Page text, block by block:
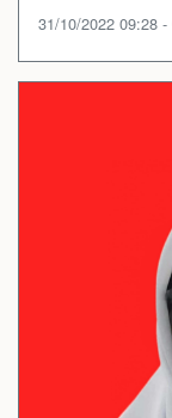
31/10/2022 09:28